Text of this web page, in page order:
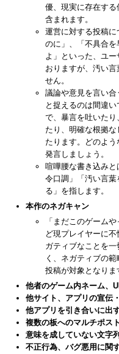
優、現実に存在す
含まれます。
運営に対する投稿
のに」、「不具合
よ」といった、ユ
おりますが、汚い
せん。
議論や意見を言い合
と捉えるのは間違
で、暴言を吐いた
たり、明確な根拠
たります。どのよ
発言しましょう。
喧嘩腰な書き込み
令口調」「汚い言
る」を指します。
本作のネガキャン
「まだこのゲーム
ど現プレイヤーに
ガティブなことを
く、ネガティブの
投稿が対象となりま
他者のゲーム内ネーム、
他サイト、アプリの宣伝
他アプリを引き合いに出
複数の板へのマルチポス
意味を成していない文字
不正行為、バグ悪用に関